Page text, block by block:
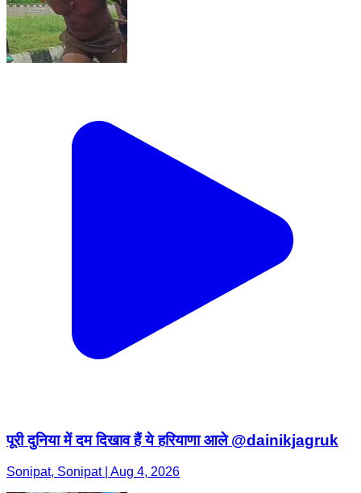
पूरी दुनिया में दम दिखाव हैं ये हरियाणा आले @dainikjagruk
Sonipat, Sonipat | Aug 4, 2026